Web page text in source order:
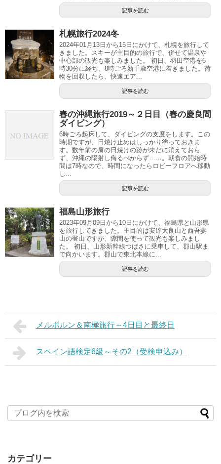
記事を読む
札幌旅行2024冬
2024年01月13日から15日にかけて、札幌を旅行して
きました。スキーが主目的の旅行で、併せて温泉や
中心部の観光も楽しみました。 初日、羽田空港を6
時30分に経ち、8時ごろ新千歳空港に着きました。荷
物を回収したら、快速エア...
記事を読む
春の沖縄旅行2019～２日目（春の慶良間
ダイビング）
6時ごろ起床して、ダイビングの支度をします。この
時期ですが、日焼け止めはしっかり塗っておきま
す。数年前の肩の日焼けの跡が未だに消えておら
ず、沖縄の陽射し侮るべからず……。朝食の開始時
間は7時なので、時間になったらロビーフロアへ移動
し...
記事を読む
福島山形旅行
2023年09月09日から10日にかけて、福島県と山形県
を旅行してきました。主目的は安達太良山と西吾妻
山の登山ですが、隙間を使って観光も楽しみまし
た。 初日、山形新幹線つばさに乗車して、郡山駅ま
で向かいます。郡山で東北本線に...
記事を読む
メルボルン＆南極旅行～4日目と最終日
スペイン語検定6級～その2（受検申込み）
カテゴリー